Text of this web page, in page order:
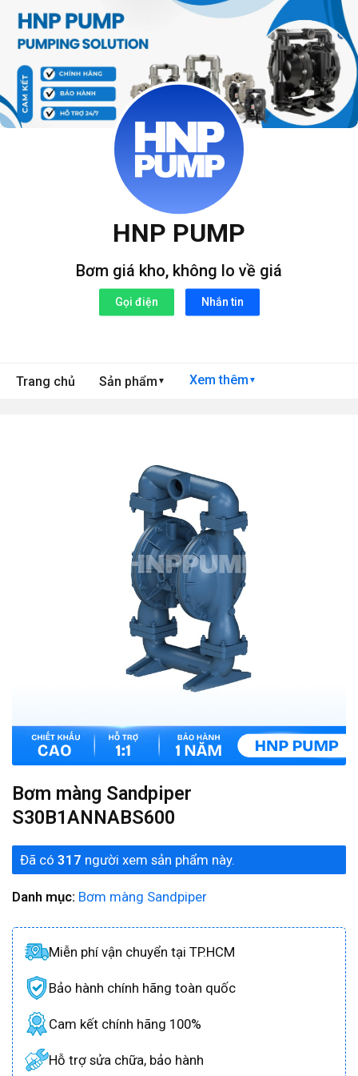
qua
dung
HNP PUMP
Bơm giá kho, không lo về giá
Gọi điện Nhắn tin
Trang chủ Sản phẩm ▼ Xem thêm ▼
Bơm màng Sandpiper
S30B1ANNABS600
Đã có 317 người xem sản phẩm này.
Danh mục: Bơm màng Sandpiper
Miễn phí vận chuyển tại TP.HCM
Bảo hành chính hãng toàn quốc
Cam kết chính hãng 100%
Hỗ trợ sửa chữa, bảo hành